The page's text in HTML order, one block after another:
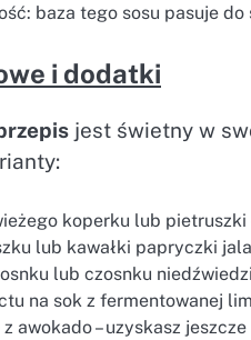
baza tego sosu pasuje
i dodatki
jest świetny w
koperku lub
lub kawałki papryczki
lub czosnku
na sok z fermentowanej
z awokado – uzyskasz